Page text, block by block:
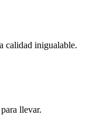
calidad inigualable.
llevar.